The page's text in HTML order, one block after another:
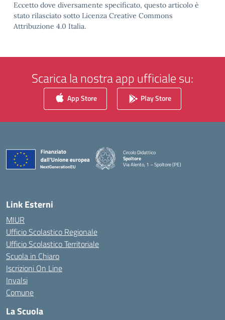
Eccetto dove diversamente specificato, questo articolo è
stato rilasciato sotto Licenza Creative Commons
Attribuzione 4.0 Italia.
Scarica la nostra app ufficiale su:
App Store Play Store
Circolo Didattico
Spoltore
Via Alento, 1 – Spoltore (PE)
— Visita la pagina iniziale della scuola
Link Esterni
MIUR
Ufficio Scolastico Regionale
Ufficio Scolastico Territoriale
Scuola in Chiaro
Iscrizioni On Line
Invalsi
Comune
La Scuola